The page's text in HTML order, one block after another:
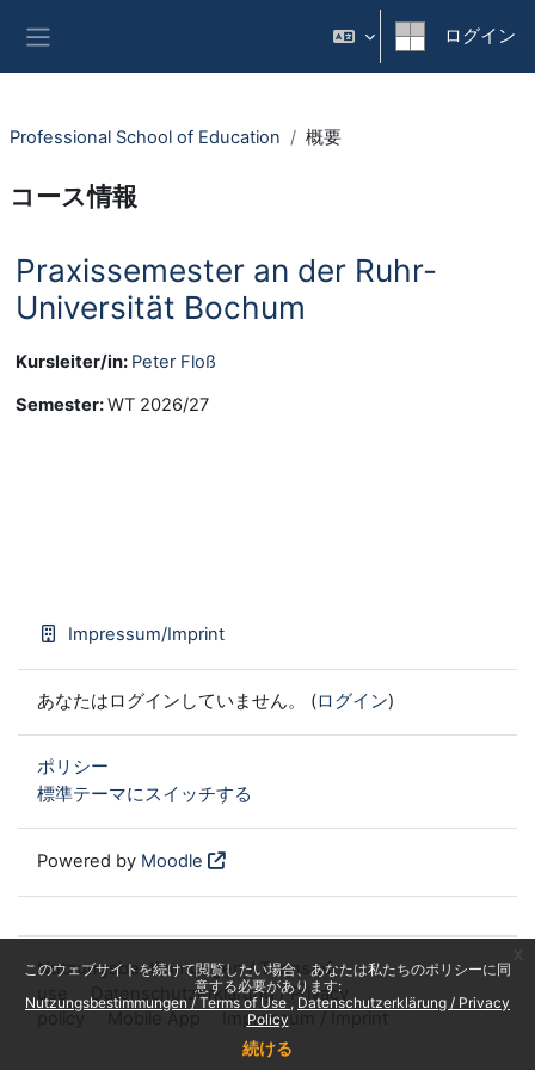
このウェブサイトを続けて閲覧したい場合、あなたは私たちのポリシーに同
意する必要があります:
Nutzungsbestimmungen / Terms of Use
Datenschutzerklärung / Privacy
Policy
続ける
ログイン
Professional School of Education 概要
コース情報
Praxissemester an der Ruhr-
Universität Bochum
Kursleiter/in: Peter Floß
Semester:WT 2026/27
Impressum/Imprint
あなたはログインしていません。 (ログイン)
ポリシー
標準テーマにスイッチする
Powered by Moodle
Nutzungsbestimmungen / Terms of
use
Datenschutzerklärung / Privacy
policy
Mobile App Impressum / Imprint